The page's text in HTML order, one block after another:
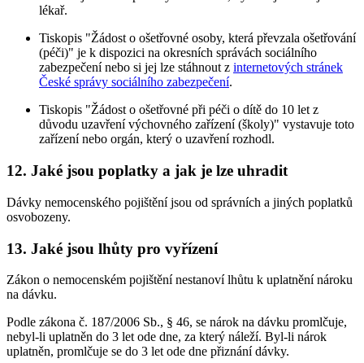
lékař.
Tiskopis "Žádost o ošetřovné osoby, která převzala ošetřování
(péči)" je k dispozici na okresních správách sociálního
zabezpečení nebo si jej lze stáhnout z internetových stránek
České správy sociálního zabezpečení.
Tiskopis "Žádost o ošetřovné při péči o dítě do 10 let z
důvodu uzavření výchovného zařízení (školy)" vystavuje toto
zařízení nebo orgán, který o uzavření rozhodl.
12. Jaké jsou poplatky a jak je lze uhradit
Dávky nemocenského pojištění jsou od správních a jiných poplatků
osvobozeny.
13. Jaké jsou lhůty pro vyřízení
Zákon o nemocenském pojištění nestanoví lhůtu k uplatnění nároku
na dávku.
Podle zákona č. 187/2006 Sb., § 46, se nárok na dávku promlčuje,
nebyl-li uplatněn do 3 let ode dne, za který náleží. Byl-li nárok
uplatněn, promlčuje se do 3 let ode dne přiznání dávky.